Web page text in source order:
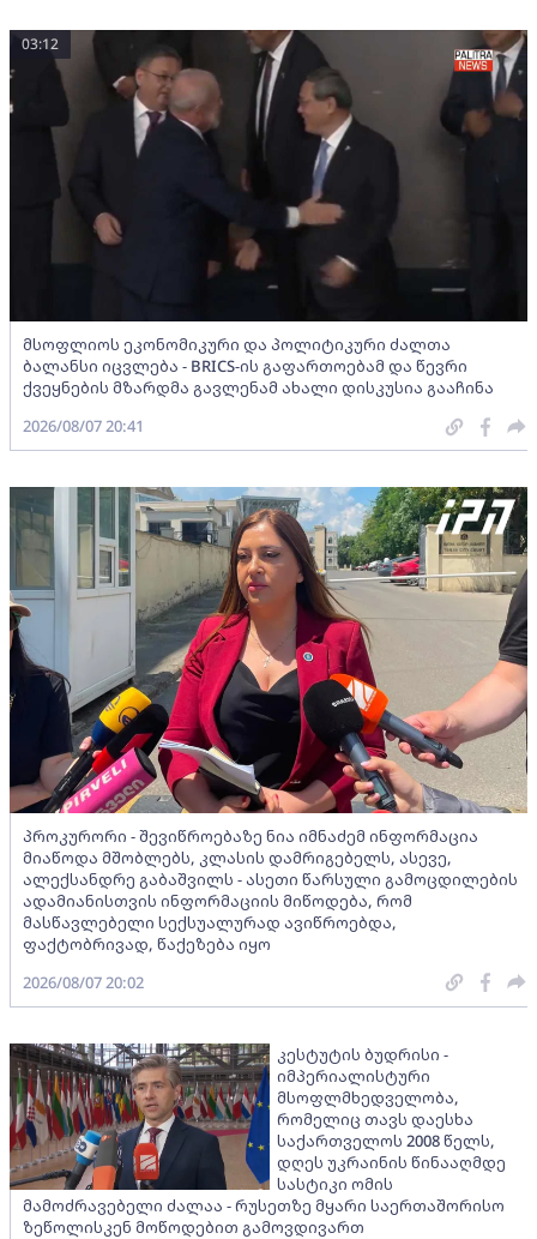
მსოფლიოს ეკონომიკური და პოლიტიკური ძალთა
ბალანსი იცვლება - BRICS-ის გაფართოებამ და წევრი
ქვეყნების მზარდმა გავლენამ ახალი დისკუსია გააჩინა
03:12
2026/08/07 20:41
პროკურორი - შევიწროებაზე ნია იმნაძემ ინფორმაცია
მიაწოდა მშობლებს, კლასის დამრიგებელს, ასევე,
ალექსანდრე გაბაშვილს - ასეთი წარსული გამოცდილების
ადამიანისთვის ინფორმაციის მიწოდება, რომ
მასწავლებელი სექსუალურად ავიწროებდა,
ფაქტობრივად, წაქეზება იყო
2026/08/07 20:02
კესტუტის ბუდრისი -
იმპერიალისტური
მსოფლმხედველობა,
რომელიც თავს დაესხა
საქართველოს 2008 წელს,
დღეს უკრაინის წინააღმდე
სასტიკი ომის
მამოძრავებელი ძალაა - რუსეთზე მყარი საერთაშორისო
ზეწოლისკენ მოწოდებით გამოვდივართ